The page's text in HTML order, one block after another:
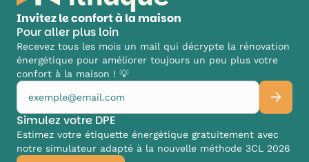
Invitez le confort à la maison
Pour aller plus loin
Recevez tous les mois un mail qui décrypte la rénovation
énergétique pour améliorer toujours un peu plus votre
confort à la maison ! 💡
Simulez votre DPE
Estimez votre étiquette énergétique gratuitement avec
notre simulateur adapté à la nouvelle méthode 3CL 2026